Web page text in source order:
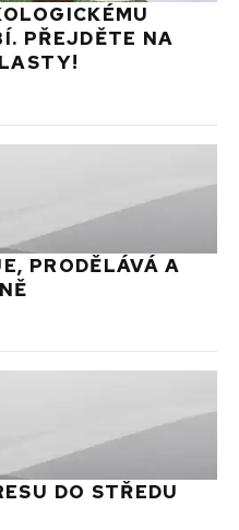
PŘEJDĚTE NA
PRODĚLÁVÁ A
DO STŘEDU